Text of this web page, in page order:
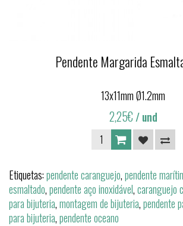
Pendente Margarida
13x11mm Ø1.2mm
2,25€/ und
Etiquetas:pendente caranguejo,pendente
esmaltado,pendente aço inoxidável,caranguejo
para bijuteria,montagem de bijuteria,pendente
para bijuteria,pendente oceano